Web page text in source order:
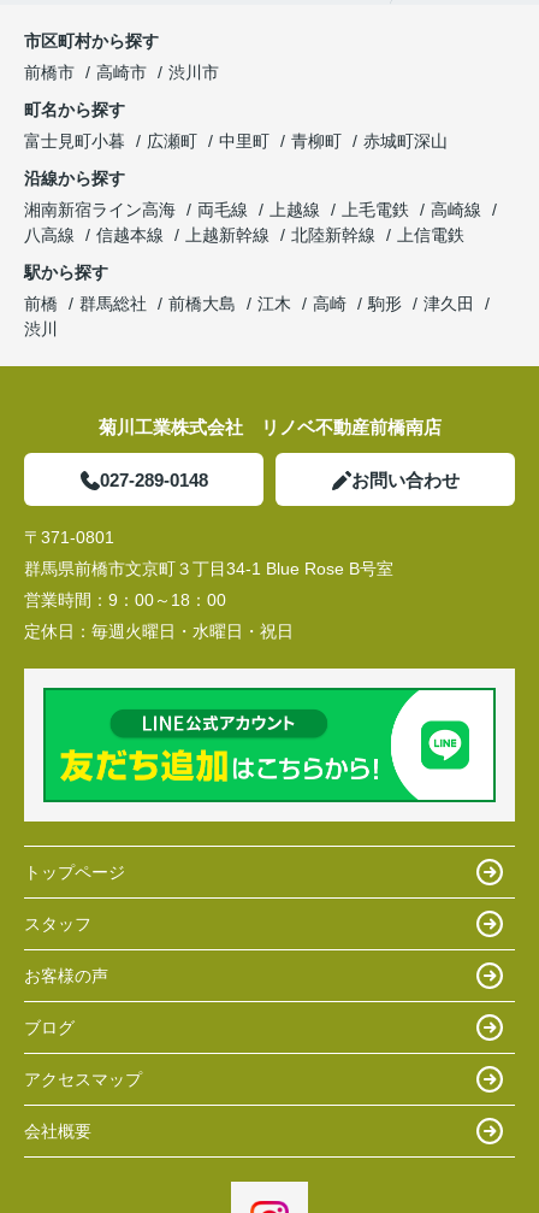
市区町村から探す
前橋市
高崎市
渋川市
町名から探す
富士見町小暮
広瀬町 中里町 青柳町
赤城町深山
沿線から探す
湘南新宿ライン高海
両毛線 上越線 上毛電鉄
高崎線
八高線
信越本線 上越新幹線 北陸新幹線
上信電鉄
駅から探す
前橋
群馬総社 前橋大島 江木 高崎 駒形
津久田
渋川
菊川工業株式会社 リノベ不動産前橋南店
027-289-0148 お問い合わせ
〒371-0801
群馬県前橋市文京町３丁目34‐1 Blue Rose B号室
営業時間： 9：00～18：00
定休日： 毎週火曜日・水曜日・祝日
トップページ
スタッフ
お客様の声
ブログ
アクセスマップ
会社概要